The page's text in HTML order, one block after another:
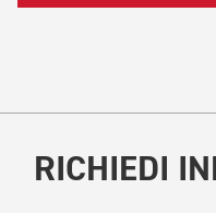
RICHIEDI